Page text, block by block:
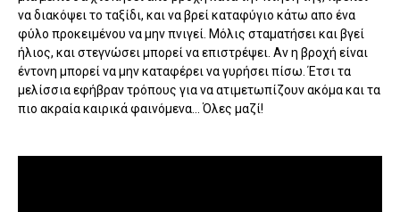
να διακόψει το ταξίδι, και να βρεί καταφύγιο κάτω απο ένα
φύλο προκειμένου να μην πνιγεί. Μόλις σταματήσει και βγεί
ήλιος, και στεγνώσει μπορεί να επιστρέψει. Αν η βροχή είναι
έντονη μπορεί να μην καταφέρει να γυρήσει πίσω. Έτσι τα
μελίσσια εφήβραν τρόπους για να ατιμετωπίζουν ακόμα και τα
πιο ακραία καιρικά φαινόμενα... Όλες μαζί!